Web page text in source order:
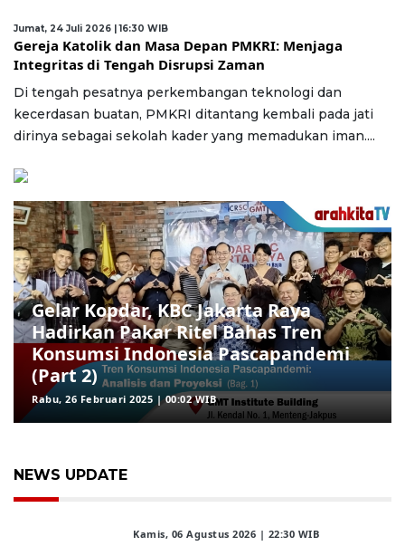
Jumat, 24 Juli 2026 | 16:30 WIB
Gereja Katolik dan Masa Depan PMKRI: Menjaga
Integritas di Tengah Disrupsi Zaman
Di tengah pesatnya perkembangan teknologi dan
kecerdasan buatan, PMKRI ditantang kembali pada jati
dirinya sebagai sekolah kader yang memadukan iman....
Gelar Kopdar, KBC Jakarta Raya
Hadirkan Pakar Ritel Bahas Tren
Konsumsi Indonesia Pascapandemi
(Part 2)
Rabu, 26 Februari 2025 | 00:02 WIB
NEWS UPDATE
Kamis, 06 Agustus 2026 | 22:30 WIB